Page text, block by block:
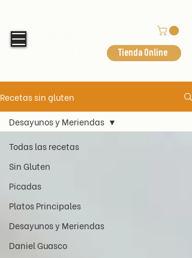
Tienda Online
Recetas sin gluten
Todas las recetas
Sin Gluten
Picadas
Platos Principales
Desayunos y Meriendas
Daniel Guasco
Desayunos y Meriendas